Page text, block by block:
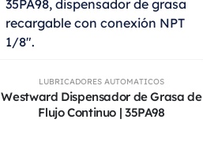
LUBRICADORES AUTOMATICOS
Westward Dispensador de Grasa de
Flujo Continuo | 35PA98